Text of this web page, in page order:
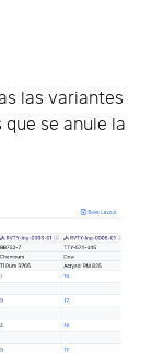
las variantes
se anule la